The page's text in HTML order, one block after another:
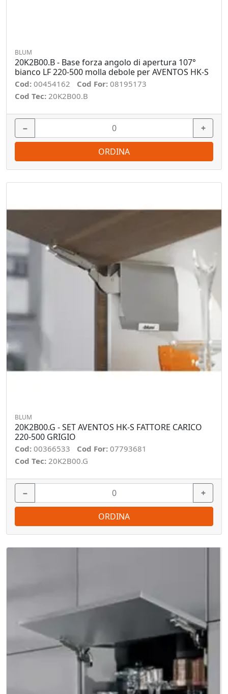
BLUM
20K2B00.B - Base forza angolo di apertura 107°
bianco LF 220-500 molla debole per AVENTOS HK-S
Cod: 00454162 Cod For: 08195173
Cod Tec: 20K2B00.B
− +
ORDINA
BLUM
20K2B00.G - SET AVENTOS HK-S FATTORE CARICO
220-500 GRIGIO
Cod: 00366533 Cod For: 07793681
Cod Tec: 20K2B00.G
− +
ORDINA